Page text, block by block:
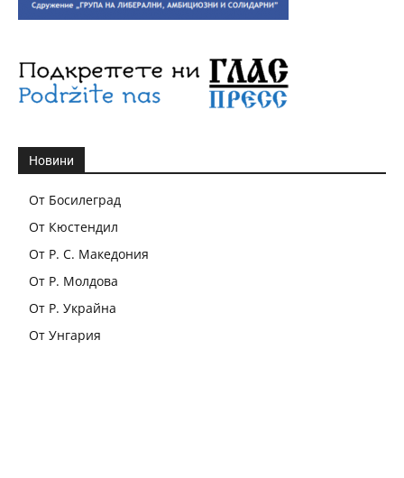
Новини
От Босилеград
От Кюстендил
От Р. С. Македония
От Р. Молдова
От Р. Украйна
От Унгария